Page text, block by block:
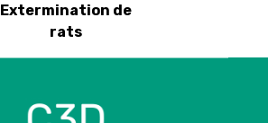
Extermination de
rats